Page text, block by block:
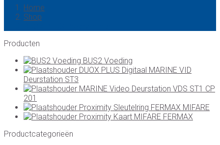
Home
Shop
Producten
BUS2 Voeding
DUOX PLUS Digitaal MARINE VID
Deurstation ST3
MARINE Video Deurstation VDS ST1 CP
201
Proximity Sleutelring FERMAX MIFARE
Proximity Kaart MIFARE FERMAX
Productcategorieën